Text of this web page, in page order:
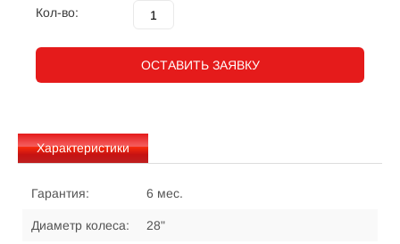
Кол-во:
ОСТАВИТЬ ЗАЯВКУ
Характеристики
Гарантия: 6 мес.
Диаметр колеса: 28"